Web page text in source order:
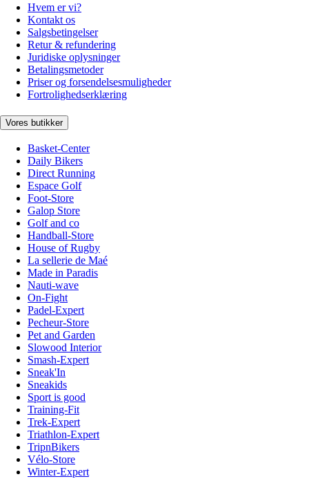
Hvem er vi?
Kontakt os
Salgsbetingelser
Retur & refundering
Juridiske oplysninger
Betalingsmetoder
Priser og forsendelsesmuligheder
Fortrolighedserklæring
Vores butikker
Basket-Center
Daily Bikers
Direct Running
Espace Golf
Foot-Store
Galop Store
Golf and co
Handball-Store
House of Rugby
La sellerie de Maé
Made in Paradis
Nauti-wave
On-Fight
Padel-Expert
Pecheur-Store
Pet and Garden
Slowood Interior
Smash-Expert
Sneak'In
Sneakids
Sport is good
Training-Fit
Trek-Expert
Triathlon-Expert
TripnBikers
Vélo-Store
Winter-Expert